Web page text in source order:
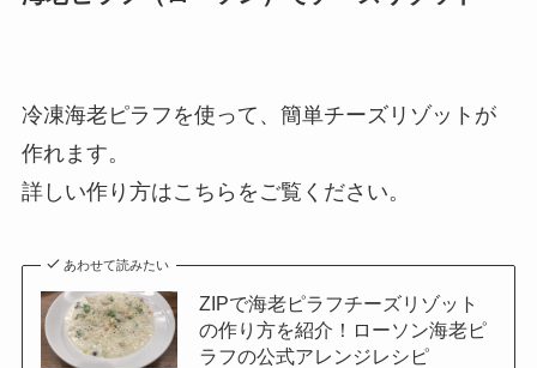
冷凍海老ピラフを使って、簡単チーズリゾットが
作れます。
詳しい作り方はこちらをご覧ください。
あわせて読みたい
ZIPで海老ピラフチーズリゾット
の作り方を紹介！ローソン海老ピ
ラフの公式アレンジレシピ